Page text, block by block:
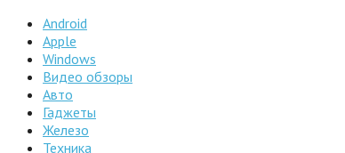
Android
Apple
Windows
Видео обзоры
Авто
Гаджеты
Железо
Техника